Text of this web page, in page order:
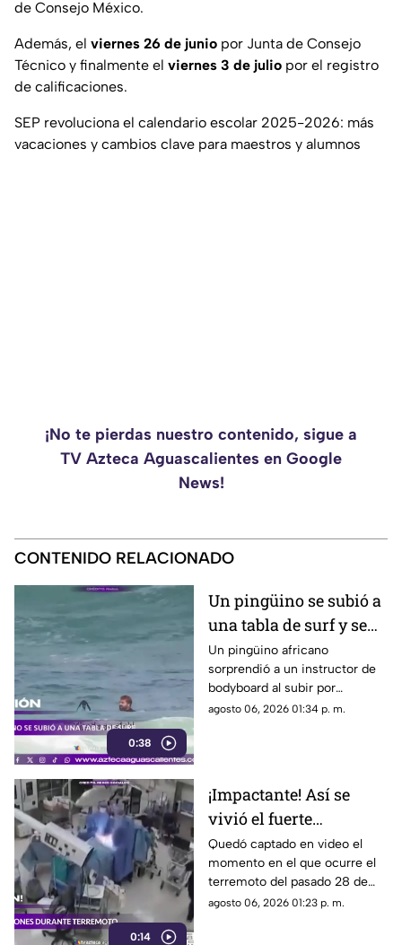
de Consejo México.
Además, el viernes 26 de junio por Junta de Consejo
Técnico y finalmente el viernes 3 de julio por el registro
de calificaciones.
SEP revoluciona el calendario escolar 2025-2026: más
vacaciones y cambios clave para maestros y alumnos
¡No te pierdas nuestro contenido, sigue a
TV Azteca Aguascalientes en Google
News!
CONTENIDO RELACIONADO
0:38
Un pingüino se subió a
una tabla de surf y se
viraliza
Un pingüino africano
sorprendió a un instructor de
bodyboard al subir por
iniciativa propia a su tabla y
agosto 06, 2026 01:34 p. m.
0:14
¡Impactante! Así se
vivió el fuerte
terremoto en el
quirófano de un
hospital
Quedó captado en video el
momento en el que ocurre el
terremoto del pasado 28 de
julio en Japón al interior de un
agosto 06, 2026 01:23 p. m.